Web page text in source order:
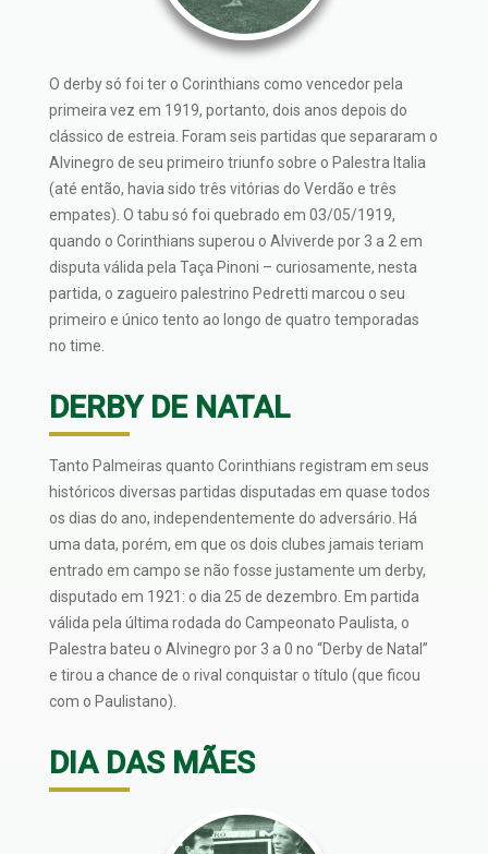
O derby só foi ter o Corinthians como vencedor pela
primeira vez em 1919, portanto, dois anos depois do
clássico de estreia. Foram seis partidas que separaram o
Alvinegro de seu primeiro triunfo sobre o Palestra Italia
(até então, havia sido três vitórias do Verdão e três
empates). O tabu só foi quebrado em 03/05/1919,
quando o Corinthians superou o Alviverde por 3 a 2 em
disputa válida pela Taça Pinoni – curiosamente, nesta
partida, o zagueiro palestrino Pedretti marcou o seu
primeiro e único tento ao longo de quatro temporadas
no time.
DERBY DE NATAL
Tanto Palmeiras quanto Corinthians registram em seus
históricos diversas partidas disputadas em quase todos
os dias do ano, independentemente do adversário. Há
uma data, porém, em que os dois clubes jamais teriam
entrado em campo se não fosse justamente um derby,
disputado em 1921: o dia 25 de dezembro. Em partida
válida pela última rodada do Campeonato Paulista, o
Palestra bateu o Alvinegro por 3 a 0 no “Derby de Natal”
e tirou a chance de o rival conquistar o título (que ficou
com o Paulistano).
DIA DAS MÃES